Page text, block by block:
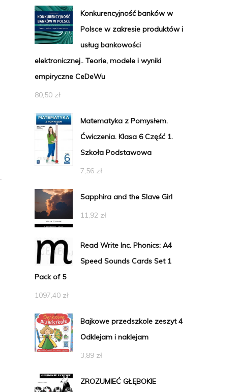
Konkurencyjność banków w
Polsce w zakresie produktów i
usług bankowości
elektronicznej.. Teorie, modele i wyniki
empiryczne CeDeWu
80,50 zł
Matematyka z Pomysłem.
Ćwiczenia. Klasa 6 Część 1.
Szkoła Podstawowa
7,56 zł
Sapphira and the Slave Girl
11,92 zł
Read Write Inc. Phonics: A4
Speed Sounds Cards Set 1
Pack of 5
1097,40 zł
Bajkowe przedszkole zeszyt 4
Odklejam i naklejam
3,89 zł
ZROZUMIEĆ GŁĘBOKIE